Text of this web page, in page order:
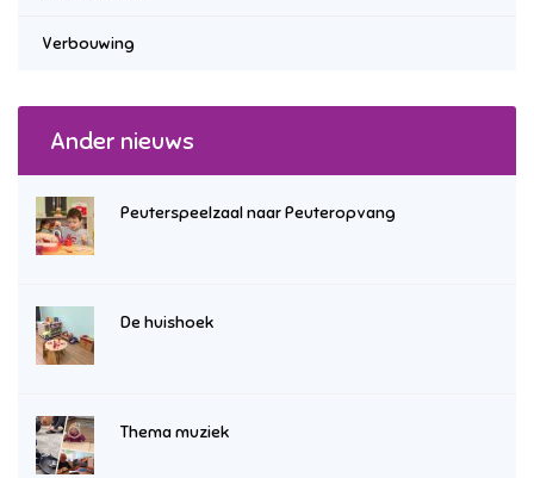
Verbouwing
Ander nieuws
Peuterspeelzaal naar Peuteropvang
De huishoek
Thema muziek